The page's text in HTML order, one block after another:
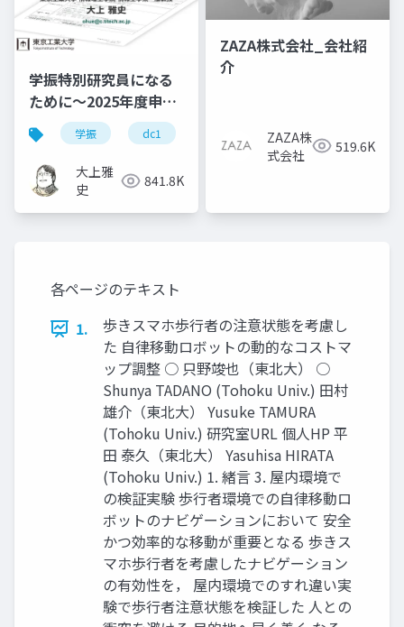
学振特別研究員になる
ために～2025年度申請
版
学振 dc1 jsps
大上雅
史
841.8K
ZAZA株式会社_会社紹
介
ZAZA株
式会社
519.6K
各ページのテキスト
1.
歩きスマホ歩行者の注意状態を考慮し
た 自律移動ロボットの動的なコストマ
ップ調整 ○ 只野竣也（東北大） ○
Shunya TADANO (Tohoku Univ.) 田村
雄介（東北大） Yusuke TAMURA
(Tohoku Univ.) 研究室URL 個人HP 平
田 泰久（東北大） Yasuhisa HIRATA
(Tohoku Univ.) 1. 緒言 3. 屋内環境で
の検証実験 歩行者環境での自律移動ロ
ボットのナビゲーションにおいて 安全
かつ効率的な移動が重要となる 歩きス
マホ歩行者を考慮したナビゲーション
の有効性を， 屋内環境でのすれ違い実
験で歩行者注意状態を検証した 人との